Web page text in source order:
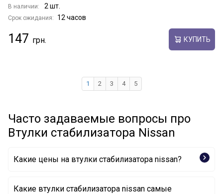
В наличии: 2 шт.
Срок ожидания: 12 часов
147 КУПИТЬ
1 2 3 4 5
Часто задаваемые вопросы про
Втулки стабилизатора Nissan
Какие цены на втулки стабилизатора nissan?
Какие втулки стабилизатора nissan самые